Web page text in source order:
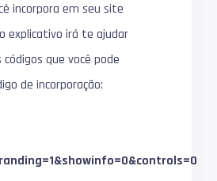
incorpora em seu site
explicativo irá te ajudar
que você pode
de incorporação: